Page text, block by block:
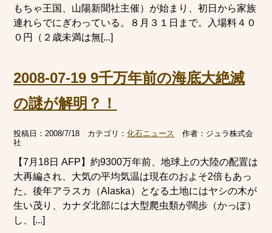
もちゃ王国、山陽新聞社主催）が始まり、初日から家族
連れらでにぎわっている。８月３１日まで。入場料４０
０円（２歳未満は無[...]
2008-07-19 9千万年前の海底大絶滅
の謎が解明？！
投稿日：2008/7/18 カテゴリ：化石ニュース 作者： ジュラ株式会
社
【7月18日 AFP】約9300万年前、地球上の大陸の配置は
大再編され、大気の平均気温は現在のおよそ2倍もあっ
た。後年アラスカ（Alaska）となる土地にはヤシの木が
生い茂り、カナダ北部には大型爬虫類が闊歩（かっぽ）
し、[...]